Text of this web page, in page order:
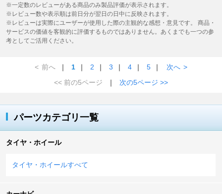
※一定数のレビューがある商品のみ製品評価が表示されます。
※レビュー数や表示順は前日分が翌日の日中に反映されます。
※レビューは実際にユーザーが使用した際の主観的な感想・意見です。 商品・
サービスの価値を客観的に評価するものではありません。あくまでも一つの参
考としてご活用ください。
< 前へ ｜ 1 ｜ 2 ｜ 3 ｜ 4 ｜ 5 ｜ 次へ >
<< 前の5ページ
｜ 次の5ページ >>
パーツカテゴリ一覧
タイヤ・ホイール
タイヤ・ホイールすべて